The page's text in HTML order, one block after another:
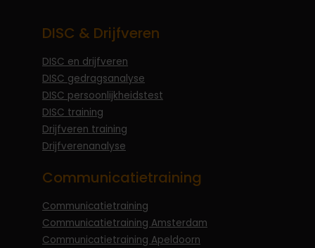
DISC & Drijfveren
DISC en drijfveren
DISC gedragsanalyse
DISC persoonlijkheidstest
DISC training
Drijfveren training
Drijfverenanalyse
Communicatietraining
Communicatietraining
Communicatietraining Amsterdam
Communicatietraining Apeldoorn